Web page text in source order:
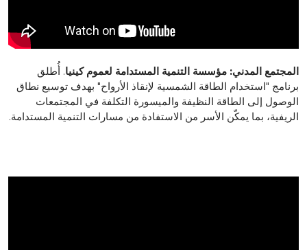
المجتمع المدني: مؤسسة التنمية المستدامة لعموم كينيا. أُطلق
برنامج "استخدام الطاقة الشمسية لإنقاذ الأرواح" بهدف توسيع نطاق
الوصول إلى الطاقة النظيفة والميسورة التكلفة في المجتمعات
الريفية، بما يمكّن الأسر من الاستفادة من مسارات التنمية المستدامة.